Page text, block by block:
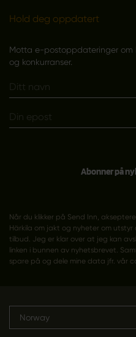
Hold deg oppdatert
Motta e-postoppdateringer om
og konkurranser.
Abonner på
Når du klikker på Send Inn,
Härkila om jakt og nyheter om
tilbud. Jeg er klar over at jeg kan
linken i bunnen av nyhetsbrevet.
spare på og dele mine data jfr. vår
Norway